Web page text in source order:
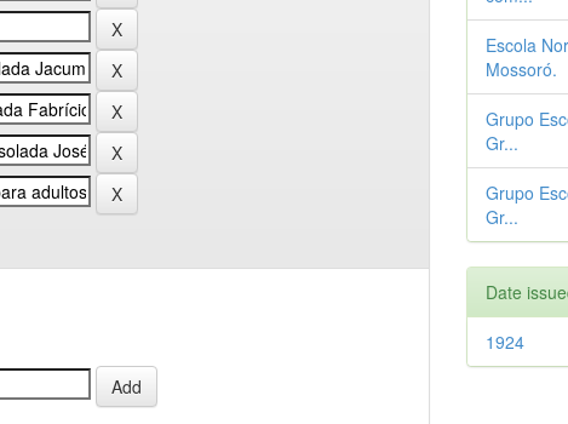
Escola
Mossoró.
Grupo
Gr...
Grupo
Gr...
Date
1924